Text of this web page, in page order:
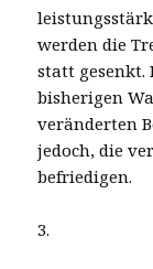
werden die
statt gesenkt.
bisherigen
veränderten
jedoch, die
befriedigen.
3.